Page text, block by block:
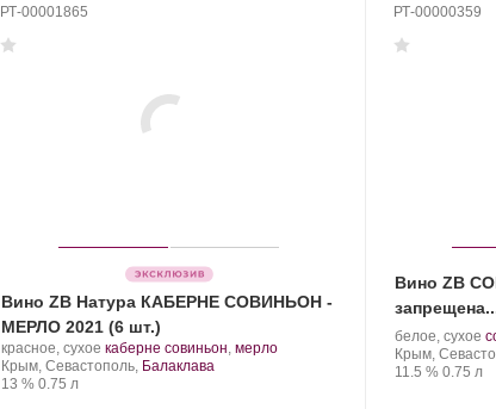
РТ-00001865
Вино ZB Натура КАБЕРНЕ СОВИНЬОН -
МЕРЛО 2021 (6 шт.)
Производитель:
Золотая
Балка.
красное, сухое .
Сорт
каберне совиньон, мерло.
Регион:
Крым, Севастополь, Балаклава
Крепость
13 %. Объем
0.75 л
РТ-00000359
Вино ZB
Золотая
Балка.
белое, сухое .
Регион:
Крым,
Крепость
11.5 %. Объем
0.75 л